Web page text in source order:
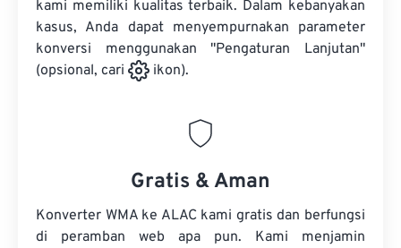
kami memiliki kualitas terbaik. Dalam kebanyakan
kasus, Anda dapat menyempurnakan parameter
konversi menggunakan "Pengaturan Lanjutan"
(opsional, cari
ikon).
Gratis & Aman
Konverter WMA ke ALAC kami gratis dan berfungsi
di peramban web apa pun. Kami menjamin